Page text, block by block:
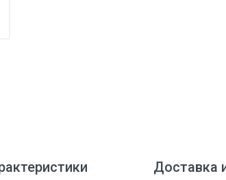
Доставка